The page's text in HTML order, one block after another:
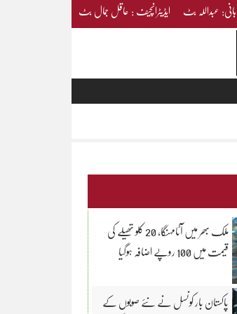
بانی: عبداللہ بٹ ایڈیٹرانچیف : عاقل جمال بٹ
ملک بھر میں آٹامہنگا، 20 کلو تھیلے کی
قیمت میں 100 روپے اضافہ ہوگیا
پاکستان بار کونسل نے نئے صوبوں کے